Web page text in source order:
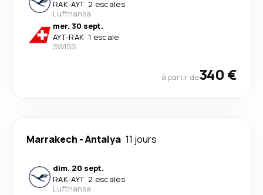
RAK-AYT· 2 escales
Lufthansa
mer. 30 sept.
AYT-RAK· 1 escale
SWISS
à partir de340 €
Marrakech -Antalya 11 jours
dim. 20 sept.
RAK-AYT· 2 escales
Lufthansa